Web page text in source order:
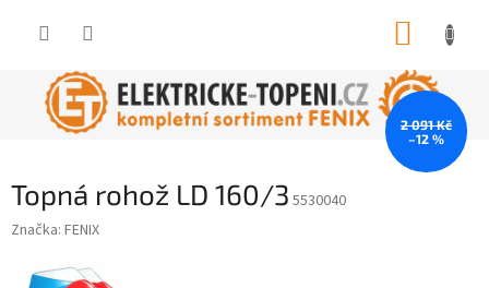
Topná rohož LD 160/3 5530040
Značka: FENIX
2 091 Kč
–12 %